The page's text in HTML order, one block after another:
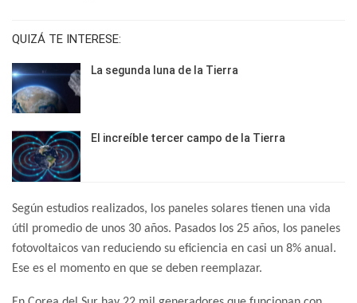
QUIZÁ TE INTERESE:
La segunda luna de la Tierra
El increíble tercer campo de la Tierra
Según estudios realizados, los paneles solares tienen una vida
útil promedio de unos 30 años. Pasados los 25 años, los paneles
fotovoltaicos van reduciendo su eficiencia en casi un 8% anual.
Ese es el momento en que se deben reemplazar.